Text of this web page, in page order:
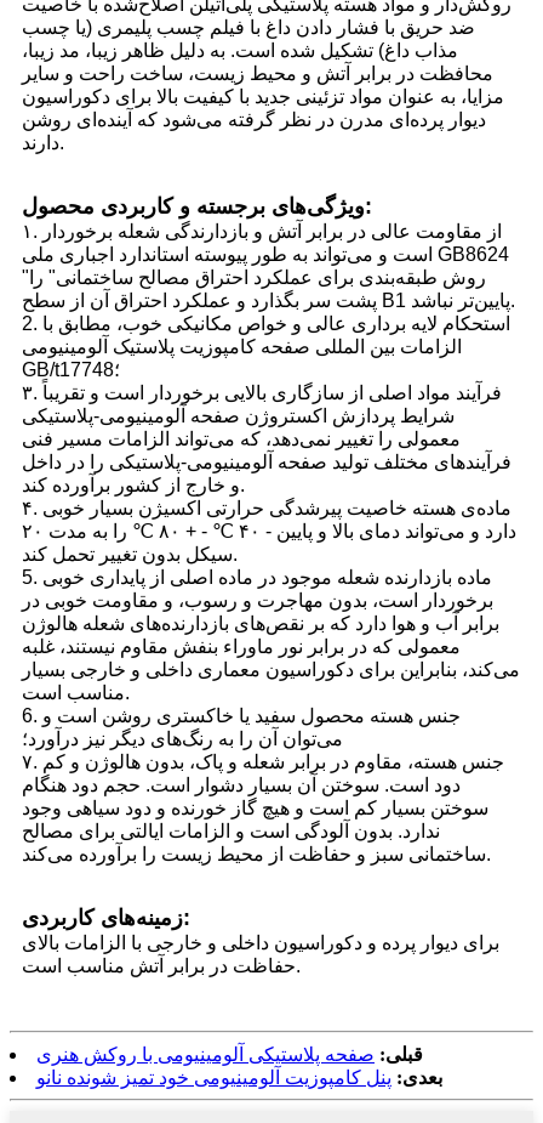
روکش‌دار و مواد هسته پلاستیکی پلی‌اتیلن اصلاح‌شده با خاصیت
ضد حریق با فشار دادن داغ با فیلم چسب پلیمری (یا چسب
مذاب داغ) تشکیل شده است. به دلیل ظاهر زیبا، مد زیبا،
محافظت در برابر آتش و محیط زیست، ساخت راحت و سایر
مزایا، به عنوان مواد تزئینی جدید با کیفیت بالا برای دکوراسیون
دیوار پرده‌ای مدرن در نظر گرفته می‌شود که آینده‌ای روشن
دارند.
ویژگی‌های برجسته و کاربردی محصول:
۱. از مقاومت عالی در برابر آتش و بازدارندگی شعله برخوردار
است و می‌تواند به طور پیوسته استاندارد اجباری ملی GB8624
"روش طبقه‌بندی برای عملکرد احتراق مصالح ساختمانی" را
پشت سر بگذارد و عملکرد احتراق آن از سطح B1 پایین‌تر نباشد.
2. استحکام لایه برداری عالی و خواص مکانیکی خوب، مطابق با
الزامات بین المللی صفحه کامپوزیت پلاستیک آلومینیومی
GB/t17748؛
۳. فرآیند مواد اصلی از سازگاری بالایی برخوردار است و تقریباً
شرایط پردازش اکستروژن صفحه آلومینیومی-پلاستیکی
معمولی را تغییر نمی‌دهد، که می‌تواند الزامات مسیر فنی
فرآیندهای مختلف تولید صفحه آلومینیومی-پلاستیکی را در داخل
و خارج از کشور برآورده کند.
۴. ماده‌ی هسته خاصیت پیرشدگی حرارتی اکسیژن بسیار خوبی
دارد و می‌تواند دمای بالا و پایین - ۴۰ ℃ - + ۸۰ ℃ را به مدت ۲۰
سیکل بدون تغییر تحمل کند.
5. ماده بازدارنده شعله موجود در ماده اصلی از پایداری خوبی
برخوردار است، بدون مهاجرت و رسوب، و مقاومت خوبی در
برابر آب و هوا دارد که بر نقص‌های بازدارنده‌های شعله هالوژن
معمولی که در برابر نور ماوراء بنفش مقاوم نیستند، غلبه
می‌کند، بنابراین برای دکوراسیون معماری داخلی و خارجی بسیار
مناسب است.
6. جنس هسته محصول سفید یا خاکستری روشن است و
می‌توان آن را به رنگ‌های دیگر نیز درآورد؛
۷. جنس هسته، مقاوم در برابر شعله و پاک، بدون هالوژن و کم
دود است. سوختن آن بسیار دشوار است. حجم دود هنگام
سوختن بسیار کم است و هیچ گاز خورنده و دود سیاهی وجود
ندارد. بدون آلودگی است و الزامات ایالتی برای مصالح
ساختمانی سبز و حفاظت از محیط زیست را برآورده می‌کند.
زمینه‌های کاربردی:
برای دیوار پرده و دکوراسیون داخلی و خارجی با الزامات بالای
حفاظت در برابر آتش مناسب است.
قبلی: صفحه پلاستیکی آلومینیومی با روکش هنری
بعدی: پنل کامپوزیت آلومینیومی خود تمیز شونده نانو